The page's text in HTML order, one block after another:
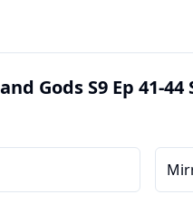
Gods S9 Ep 41-44